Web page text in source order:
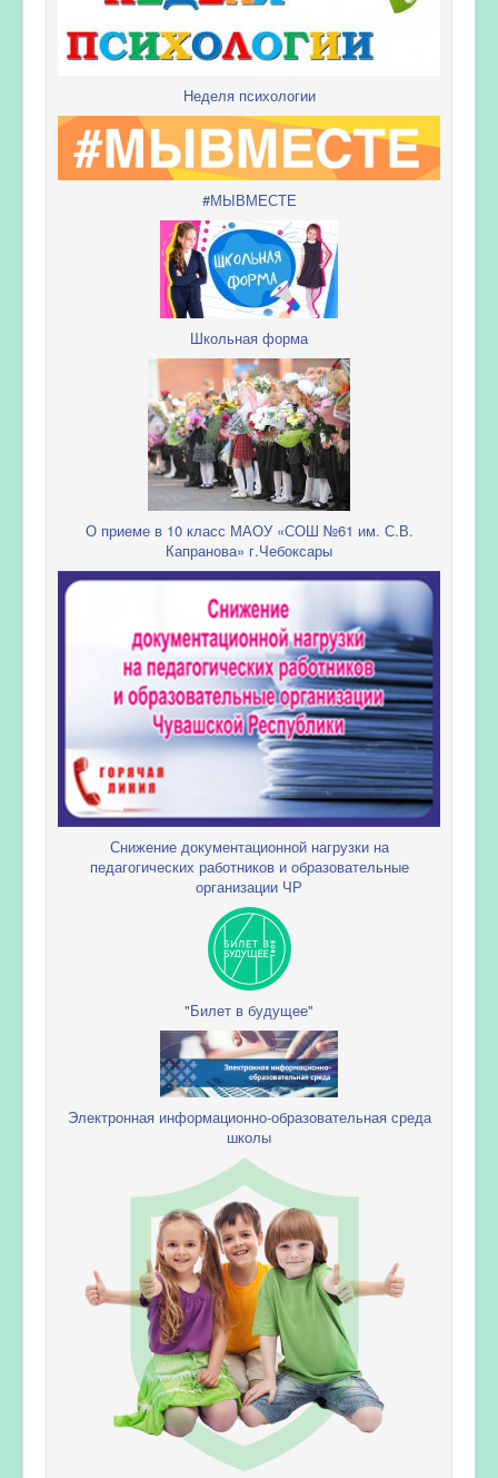
Неделя психологии
#МЫВМЕСТЕ
Школьная форма
О приеме в 10 класс МАОУ «СОШ №61 им. С.В.
Капранова» г.Чебоксары
Снижение документационной нагрузки на
педагогических работников и образовательные
организации ЧР
"Билет в будущее"
Электронная информационно-образовательная среда
школы